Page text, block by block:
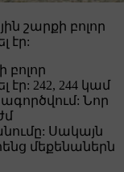
շարքի բոլոր
էր:
բոլոր
242, 244 կամ
Նոր
Սակայն
մեքենաներն